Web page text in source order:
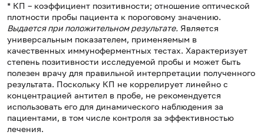
* КП – коэффициент позитивности; отношение оптической
плотности пробы пациента к пороговому значению.
Выдается при положительном результате. Является
универсальным показателем, применяемым в
качественных иммуноферментных тестах. Характеризует
степень позитивности исследуемой пробы и может быть
полезен врачу для правильной интерпретации полученного
результата. Поскольку КП не коррелирует линейно с
концентрацией антител в пробе, не рекомендуется
использовать его для динамического наблюдения за
пациентами, в том числе контроля за эффективностью
лечения.